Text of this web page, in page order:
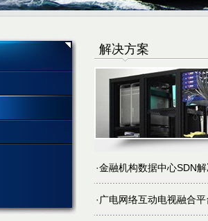
解决方案
·金融机构数据中心SDN
· 广电网络互动电视融合